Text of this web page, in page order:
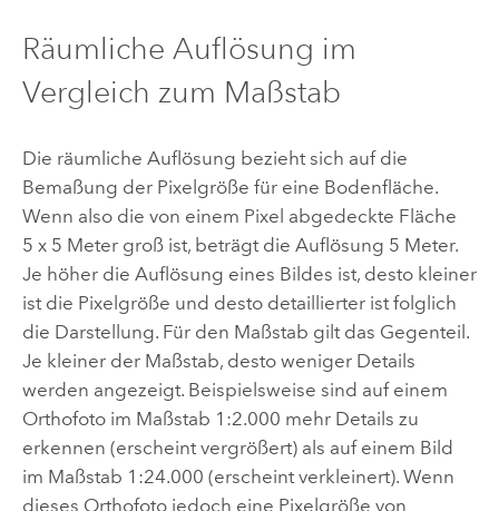
Räumliche Auflösung im
Vergleich zum Maßstab
Die räumliche Auflösung bezieht sich auf die
Bemaßung der Pixelgröße für eine Bodenfläche.
Wenn also die von einem Pixel abgedeckte Fläche
5 x 5 Meter groß ist, beträgt die Auflösung 5 Meter.
Je höher die Auflösung eines Bildes ist, desto kleiner
ist die Pixelgröße und desto detaillierter ist folglich
die Darstellung. Für den Maßstab gilt das Gegenteil.
Je kleiner der Maßstab, desto weniger Details
werden angezeigt. Beispielsweise sind auf einem
Orthofoto im Maßstab 1:2.000 mehr Details zu
erkennen (erscheint vergrößert) als auf einem Bild
im Maßstab 1:24.000 (erscheint verkleinert). Wenn
dieses Orthofoto jedoch eine Pixelgröße von